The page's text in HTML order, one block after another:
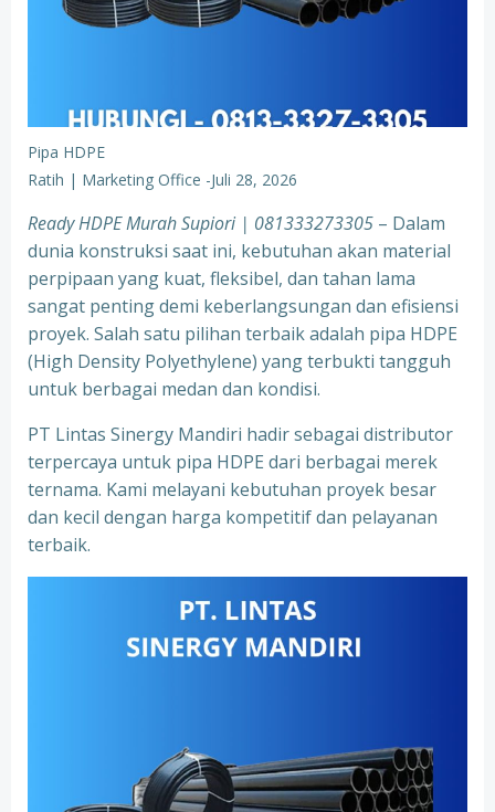
Pipa HDPE
Ratih | Marketing Office -Juli 28, 2026
Ready HDPE Murah Supiori | 081333273305 – Dalam
dunia konstruksi saat ini, kebutuhan akan material
perpipaan yang kuat, fleksibel, dan tahan lama
sangat penting demi keberlangsungan dan efisiensi
proyek. Salah satu pilihan terbaik adalah pipa HDPE
(High Density Polyethylene) yang terbukti tangguh
untuk berbagai medan dan kondisi.
PT Lintas Sinergy Mandiri hadir sebagai distributor
terpercaya untuk pipa HDPE dari berbagai merek
ternama. Kami melayani kebutuhan proyek besar
dan kecil dengan harga kompetitif dan pelayanan
terbaik.